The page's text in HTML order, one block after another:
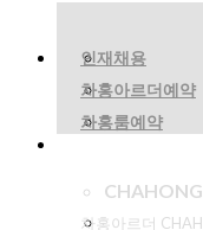
인재채용
차홍아르더예약
차홍룸예약
차홍아르더